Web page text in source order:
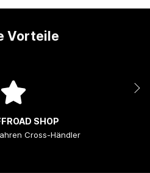
Vorteile
SHOP
Cross-Händler